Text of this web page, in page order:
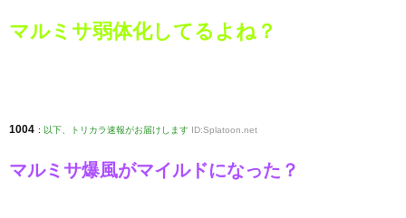
マルミサ弱体化してるよね？
1004 : 以下、トリカラ速報がお届けします ID:Splatoon.net
マルミサ爆風がマイルドになった？